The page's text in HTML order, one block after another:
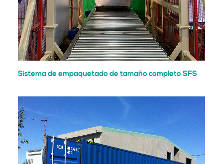
Sistema de empaquetado de tamaño completo SFS